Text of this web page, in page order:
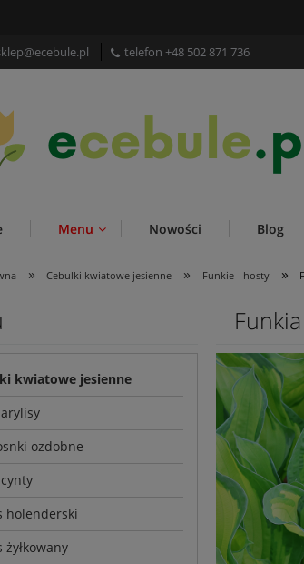
telefon +48 502 871 736
Menu Nowości Blog
» Cebulki kwiatowe jesienne » Funkie - hosty »
kwiatowe jesienne
ozdobne
holenderski
żyłkowany